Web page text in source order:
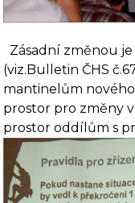
Zásadní změnou
(viz. Bulletin ČHS
mantinelům
prostor pro změny
prostor oddílům s